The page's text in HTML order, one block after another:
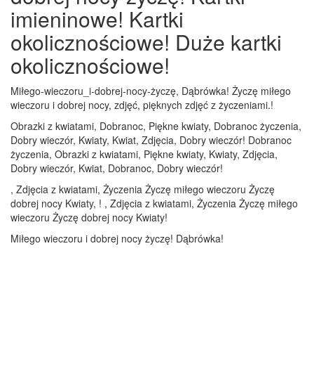
imieninowe! Kartki
okolicznościowe! Duże kartki
okolicznościowe!
Miłego-wieczoru_i-dobrej-nocy-życzę, Dąbrówka! Życzę miłego
wieczoru i dobrej nocy, zdjęć, pięknych zdjęć z życzeniami.!
Obrazki z kwiatami, Dobranoc, Piękne kwiaty, Dobranoc życzenia,
Dobry wieczór, Kwiaty, Kwiat, Zdjęcia, Dobry wieczór! Dobranoc
życzenia, Obrazki z kwiatami, Piękne kwiaty, Kwiaty, Zdjęcia,
Dobry wieczór, Kwiat, Dobranoc, Dobry wieczór!
, Zdjęcia z kwiatami, Życzenia Życzę miłego wieczoru Życzę
dobrej nocy Kwiaty, ! , Zdjęcia z kwiatami, Życzenia Życzę miłego
wieczoru Życzę dobrej nocy Kwiaty!
Miłego wieczoru i dobrej nocy życzę! Dąbrówka!